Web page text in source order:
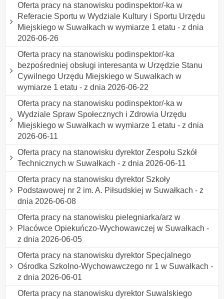
Oferta pracy na stanowisku podinspektor/-ka w
Referacie Sportu w Wydziale Kultury i Sportu Urzędu
Miejskiego w Suwałkach w wymiarze 1 etatu - z dnia
2026-06-26
Oferta pracy na stanowisku podinspektor/-ka
bezpośredniej obsługi interesanta w Urzędzie Stanu
Cywilnego Urzędu Miejskiego w Suwałkach w
wymiarze 1 etatu - z dnia 2026-06-22
Oferta pracy na stanowisku podinspektor/-ka w
Wydziale Spraw Społecznych i Zdrowia Urzędu
Miejskiego w Suwałkach w wymiarze 1 etatu - z dnia
2026-06-11
Oferta pracy na stanowisku dyrektor Zespołu Szkół
Technicznych w Suwałkach - z dnia 2026-06-11
Oferta pracy na stanowisku dyrektor Szkoły
Podstawowej nr 2 im. A. Piłsudskiej w Suwałkach - z
dnia 2026-06-08
Oferta pracy na stanowisku pielegniarka/arz w
Placówce Opiekuńczo-Wychowawczej w Suwałkach -
z dnia 2026-06-05
Oferta pracy na stanowisku dyrektor Specjalnego
Ośrodka Szkolno-Wychowawczego nr 1 w Suwałkach -
z dnia 2026-06-01
Oferta pracy na stanowisku dyrektor Suwalskiego